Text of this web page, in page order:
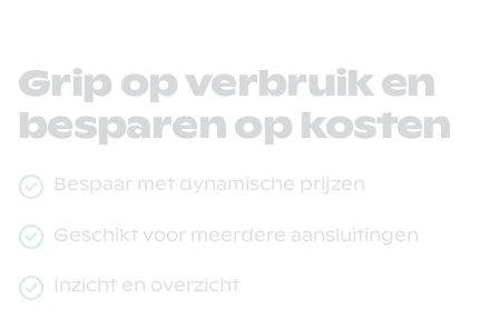
Grip op verbruik en
besparen op kosten
Bespaar met dynamische prijzen
Geschikt voor meerdere aansluitingen
Inzicht en overzicht